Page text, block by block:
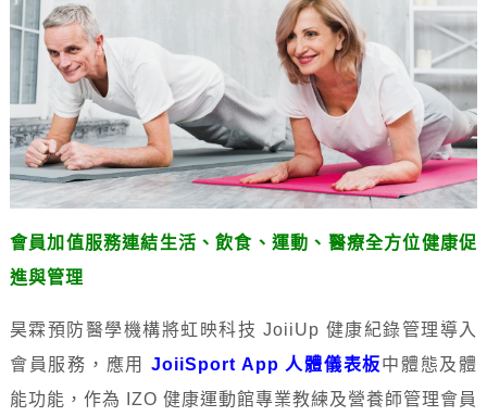
會員加值服務連結生活、飲食、運動、醫療全方位健康促
進與管理
昊霖預防醫學機構將虹映科技 JoiiUp 健康紀錄管理導入
會員服務，應用 JoiiSport App 人體儀表板中體態及體
能功能，作為 IZO 健康運動館專業教練及營養師管理會員